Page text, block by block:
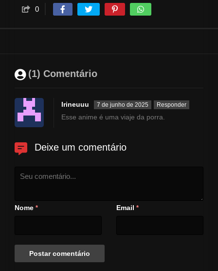
seu coração. Carregando nada,
0
(1) Comentário
Irineuuu 7 de junho de 2025 Responder
Esse anime é uma viaje da porra.
Deixe um comentário
Nome * Email *